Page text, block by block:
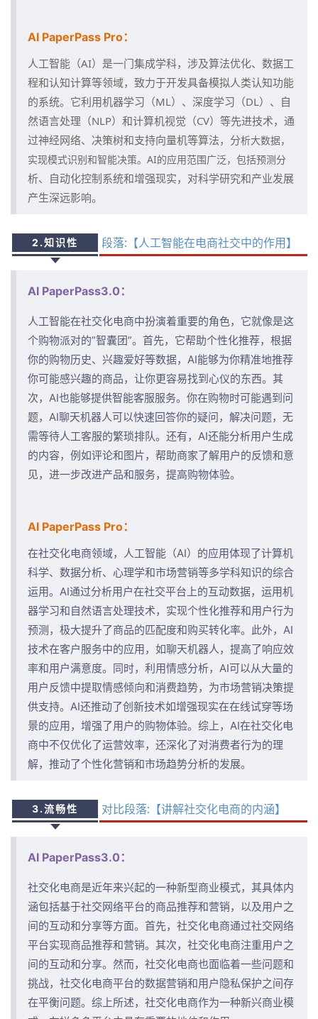
AI PaperPass Pro：
人工智能（AI）是一门集成学科，涉及算法优化、数据工
程和认知计算等领域，致力于开发具备模拟人类认知功能
的系统。它利用机器学习（ML）、深度学习（DL）、自
然语言处理（NLP）和计算机视觉（CV）等先进技术，通
过神经网络、决策树和支持向量机等算法，分析大数据，
实现模式识别和智能决策。AI的应用范围广泛，包括预测分
析、自动化控制系统和增强现实，对科学研究和产业发展
产生深远影响。
2.知识性 段落:【人工智能在电商社交中的作用】
AI PaperPass3.0：
人工智能在社交化电商中扮演着重要的角色，它就像是这
个购物派对的”智囊团”。首先，它帮助个性化推荐，根据
你的购物历史、兴趣爱好等数据，AI能够为你精准地推荐
你可能感兴趣的商品，让你更容易找到心仪的东西。其
次，AI也能够提供智能客服服务。你在购物时可能遇到问
题，AI聊天机器人可以快速回答你的疑问，解决问题，无
需等待人工客服的繁琐排队。还有，AI还能分析用户生成
的内容，例如评论和图片，帮助商家了解用户的反馈和意
见，进一步改进产品和服务，提高购物体验。
AI PaperPass Pro：
在社交化电商领域，人工智能（AI）的应用体现了计算机
科学、数据分析、心理学和市场营销等多学科知识的综合
运用。AI通过分析用户在社交平台上的互动数据，运用机
器学习和自然语言处理技术，实现个性化推荐和用户行为
预测，极大提升了商品的匹配度和购买转化率。此外，AI
技术在客户服务中的应用，如聊天机器人，提高了响应效
率和用户满意度。同时，利用情感分析，AI可以从大量的
用户反馈中提取情感倾向和消费趋势，为市场营销决策提
供支持。AI还推动了创新技术如增强现实在在线试穿等场
景的应用，增强了用户的购物体验。综上，AI在社交化电
商中不仅优化了运营效率，还深化了对消费者行为的理
解，推动了个性化营销和市场趋势分析的发展。
3.流畅性 对比段落:【讲解社交化电商的内涵】
AI PaperPass3.0：
社交化电商是近年来兴起的一种新型商业模式，其具体内
涵包括基于社交网络平台的商品推荐和营销，以及用户之
间的互动和分享等方面。首先，社交化电商通过社交网络
平台实现商品推荐和营销。其次，社交化电商注重用户之
间的互动和分享。然而，社交化电商也面临着一些问题和
挑战，社交化电商平台的数据营销和用户隐私保护之间存
在平衡问题。综上所述，社交化电商作为一种新兴商业模